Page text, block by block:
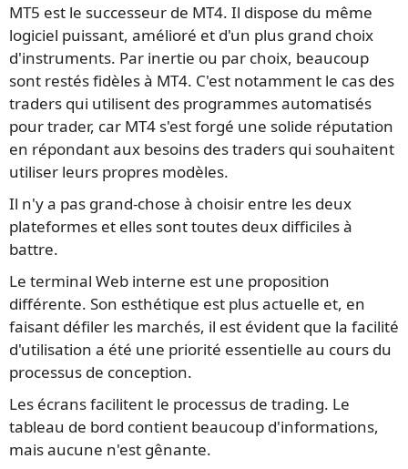
MT5 est le successeur de MT4. Il dispose du même
logiciel puissant, amélioré et d'un plus grand choix
d'instruments. Par inertie ou par choix, beaucoup
sont restés fidèles à MT4. C'est notamment le cas des
traders qui utilisent des programmes automatisés
pour trader, car MT4 s'est forgé une solide réputation
en répondant aux besoins des traders qui souhaitent
utiliser leurs propres modèles.
Il n'y a pas grand-chose à choisir entre les deux
plateformes et elles sont toutes deux difficiles à
battre.
Le terminal Web interne est une proposition
différente. Son esthétique est plus actuelle et, en
faisant défiler les marchés, il est évident que la facilité
d'utilisation a été une priorité essentielle au cours du
processus de conception.
Les écrans facilitent le processus de trading. Le
tableau de bord contient beaucoup d'informations,
mais aucune n'est gênante.